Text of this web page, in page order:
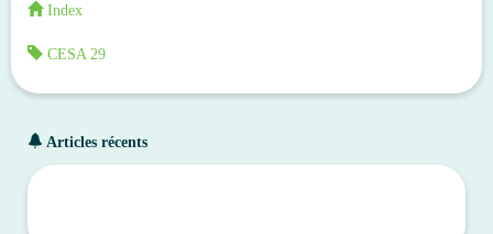
Index
CESA 29
Articles récents